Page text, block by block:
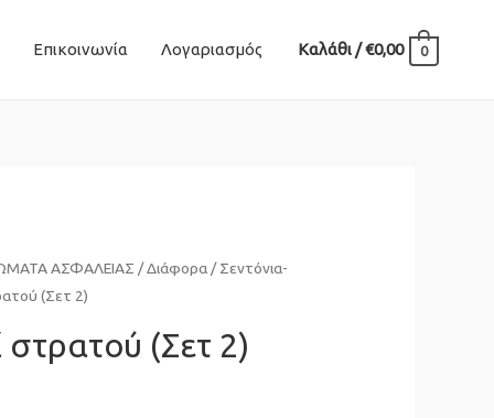
Επικοινωνία Λογαριασμός Καλάθι/€0,00 0
ΑΣΦΑΛΕΙΑΣ /Διάφορα /Σεντόνια-
(Σετ 2)
στρατού (Σετ 2)